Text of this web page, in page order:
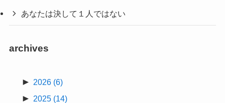
あなたは決して１人ではない
archives
► 2026 (6)
► 2025 (14)